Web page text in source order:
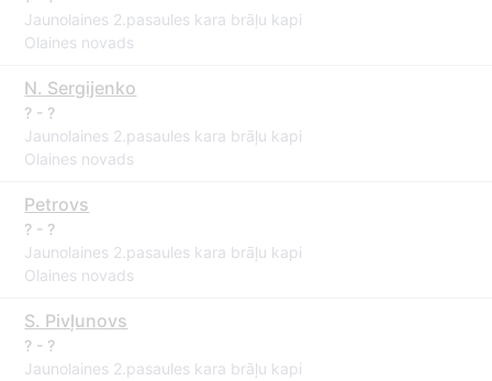
Jaunolaines 2.pasaules kara brāļu kapi
Olaines novads
N. Sergijenko
? - ?
Jaunolaines 2.pasaules kara brāļu kapi
Olaines novads
Petrovs
? - ?
Jaunolaines 2.pasaules kara brāļu kapi
Olaines novads
S. Pivļunovs
? - ?
Jaunolaines 2.pasaules kara brāļu kapi